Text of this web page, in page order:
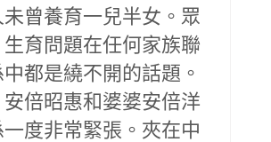
曾養育一兒半女。眾
育問題在任何家族聯
都是繞不開的話題。
倍昭惠和婆婆安倍洋
度非常緊張。夾在中